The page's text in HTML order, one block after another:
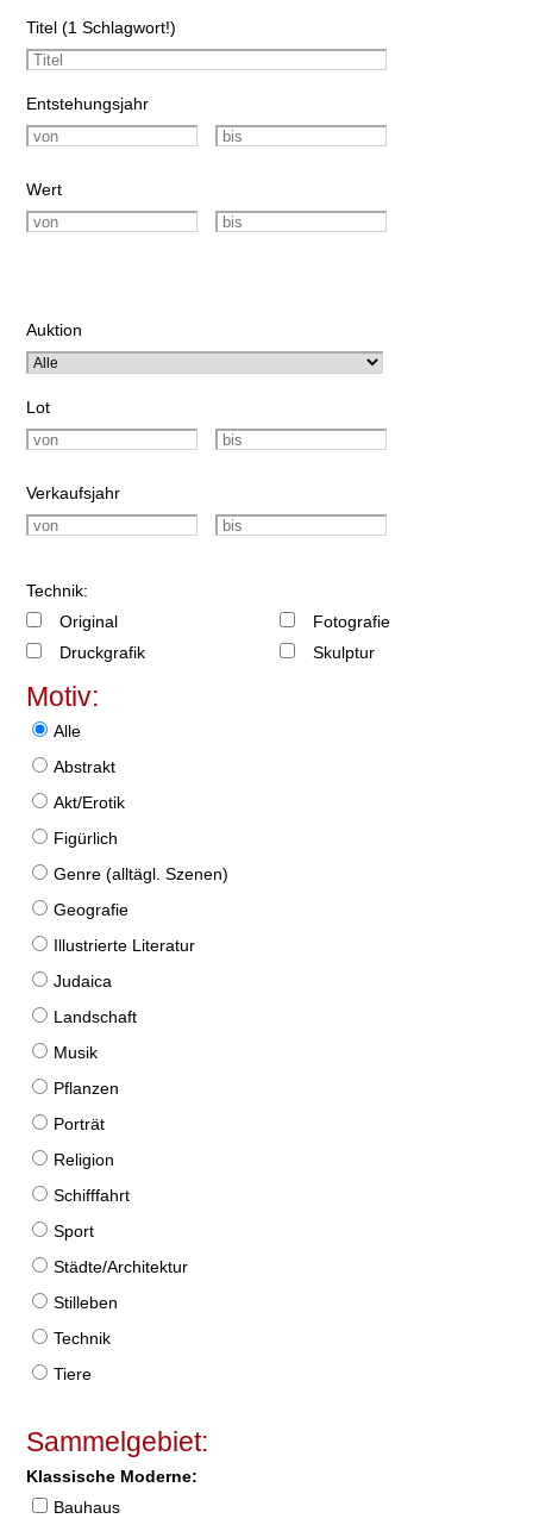
Titel (1 Schlagwort!)
Entstehungsjahr
Wert
Auktion
Lot
Verkaufsjahr
Technik:
Original
Druckgrafik
Fotografie
Skulptur
Motiv:
Alle
Abstrakt
Akt/Erotik
Figürlich
Genre (alltägl. Szenen)
Geografie
Illustrierte Literatur
Judaica
Landschaft
Musik
Pflanzen
Porträt
Religion
Schifffahrt
Sport
Städte/Architektur
Stilleben
Technik
Tiere
Sammelgebiet:
Klassische Moderne:
Bauhaus